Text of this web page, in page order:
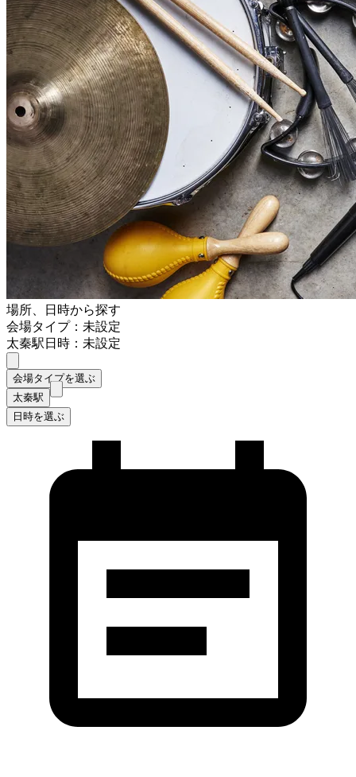
場所、日時から探す
会場タイプ：未設定
太秦駅日時：未設定
会場タイプを選ぶ
太秦駅
日時を選ぶ